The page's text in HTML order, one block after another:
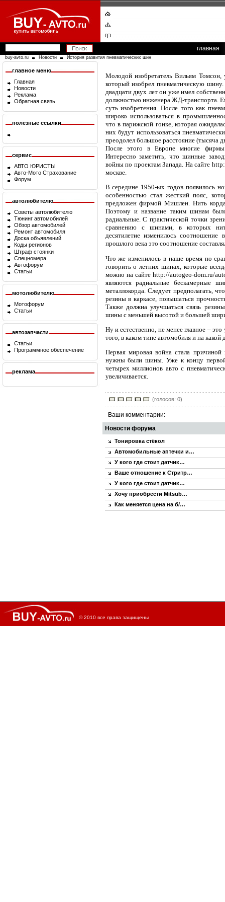
главная
buy-avto.ru Новости История развития пневматических шин
главное меню
Главная
Новости
Реклама
Обратная связь
полезные ссылки
сервис
АВТО ЮРИСТЫ
Авто-Мото Страхование
Форум
автолюбителю
Советы автолюбителю
Тюнинг автомобилей
Обзор автомобилей
Ремонт автомобиля
Доска объявлений
Коды регионов
Штраф стоянки
Спецномера
Автофорум
Статьи
мотолюбителю
Мотофорум
Статьи
автозапчасти
Статьи
Программное обеспечение
реклама
Молодой изобретатель Вильям
который изобрел пневматическую
двадцати двух лет он уже имел
должностью инженера ЖД-транспорта.
суть изобретения. После того как
широко использоваться в
что в парижской гонке, которая
них будут использоваться
преодолел большое расстояние (тысяча
После этого в Европе многие фирмы
Интересно заметить, что шинные
войны по проектам Запада. На сайте
москве.
В середине 1950-ых годов появилось
особенностью стал жесткий пояс,
предложен фирмой Мишлен. Нить
Поэтому и название таким шинам
радиальные. С практической точки
сравнению с шинами, в которых
десятилетие изменилось
прошлого века это соотношение
Что же изменилось в наше время по
говорить о летних шинах, которые
можно на сайте http://autogeo-dom.ru/
являются радиальные бескамерные
металлокорда. Следует предполагать,
резины в каркасе, повышаться
Также должна улучшаться связь
шины с меньшей высотой и большей
Ну и естественно, не менее главное –
того, в каком типе автомобиля и на какой
Первая мировая война стала
нужны были шины. Уже к концу
четырех миллионов авто с
увеличивается.
(голосов: 0)
Ваши комментарии:
Новости форума
Тонировка стёкол
Автомобильные аптечки и…
У кого где стоит датчик…
Ваше отношение к Стритр…
У кого где стоит датчик…
Хочу приобрести Mitsub…
Как меняется цена на б/…
© 2010 все права защищены